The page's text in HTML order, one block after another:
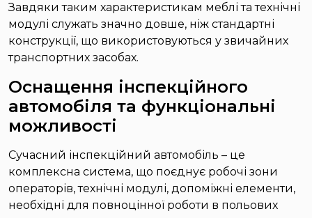
Завдяки таким характеристикам меблі та технічні
модулі служать значно довше, ніж стандартні
конструкції, що використовуються у звичайних
транспортних засобах.
Оснащення інспекційного
автомобіля та функціональні
можливості
Сучасний інспекційний автомобіль – це
комплексна система, що поєднує робочі зони
операторів, технічні модулі, допоміжні елементи,
необхідні для повноцінної роботи в польових